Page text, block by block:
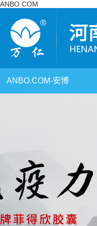
ANBO.COM
ANBO.COM-安博